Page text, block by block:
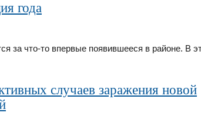
года
за что-то впервые появившееся в районе. В
случаев заражения новой